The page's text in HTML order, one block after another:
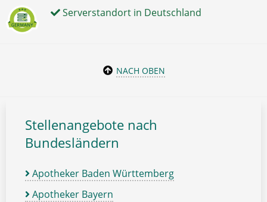
Serverstandort in Deutschland
NACH OBEN
Stellenangebote nach
Bundesländern
Apotheker Baden Württemberg
Apotheker Bayern